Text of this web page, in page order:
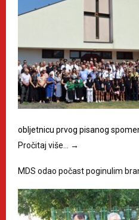
obljetnicu prvog pisanog
Pročitaj više…
→
MDS odao počast poginulim